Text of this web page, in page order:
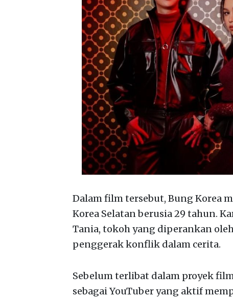
Dalam film tersebut, Bung Korea
Korea Selatan berusia 29 tahun.
Tania, tokoh yang diperankan
penggerak konflik dalam cerita.
Sebelum terlibat dalam proyek
sebagai YouTuber yang aktif